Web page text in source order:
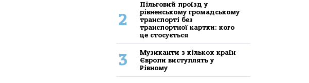
2
Пільговий проїзд у
рівненському громадському
транспорті без
транспортної картки: кого
це стосується
3
Музиканти з кількох країн
Європи виступлять у
Рівному